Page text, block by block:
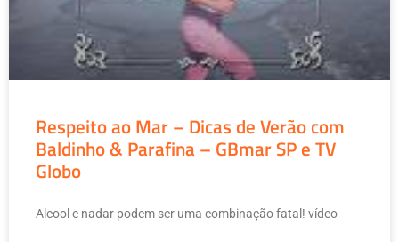
Respeito ao Mar – Dicas de Verão com
Baldinho & Parafina – GBmar SP e TV
Globo
Alcool e nadar podem ser uma combinação fatal! vídeo